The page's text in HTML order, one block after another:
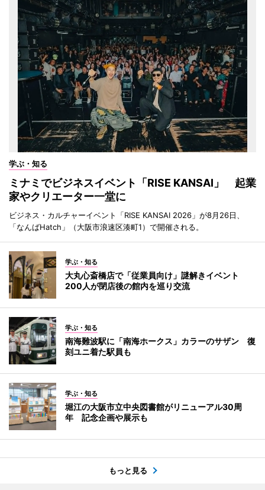
学ぶ・知る
ミナミでビジネスイベント「RISE KANSAI」 起業
家やクリエーター一堂に
ビジネス・カルチャーイベント「RISE KANSAI 2026」が8月26日、
「なんばHatch」（大阪市浪速区湊町1）で開催される。
学ぶ・知る
大丸心斎橋店で「従業員向け」謎解きイベント
200人が閉店後の館内を巡り交流
学ぶ・知る
南海難波駅に「南海ホークス」カラーのサザン 復
刻ユニ着た駅員も
学ぶ・知る
堀江の大阪市立中央図書館がリニューアル30周
年 記念企画や展示も
もっと見る